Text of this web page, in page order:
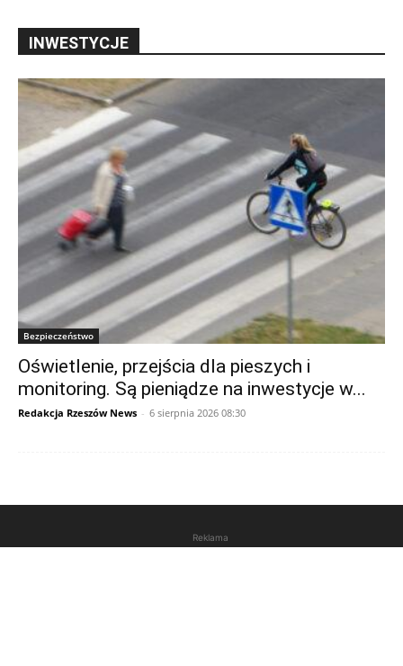
INWESTYCJE
Bezpieczeństwo
Oświetlenie, przejścia dla pieszych i
monitoring. Są pieniądze na inwestycje w...
Redakcja Rzeszów News - 6 sierpnia 2026 08:30
Reklama